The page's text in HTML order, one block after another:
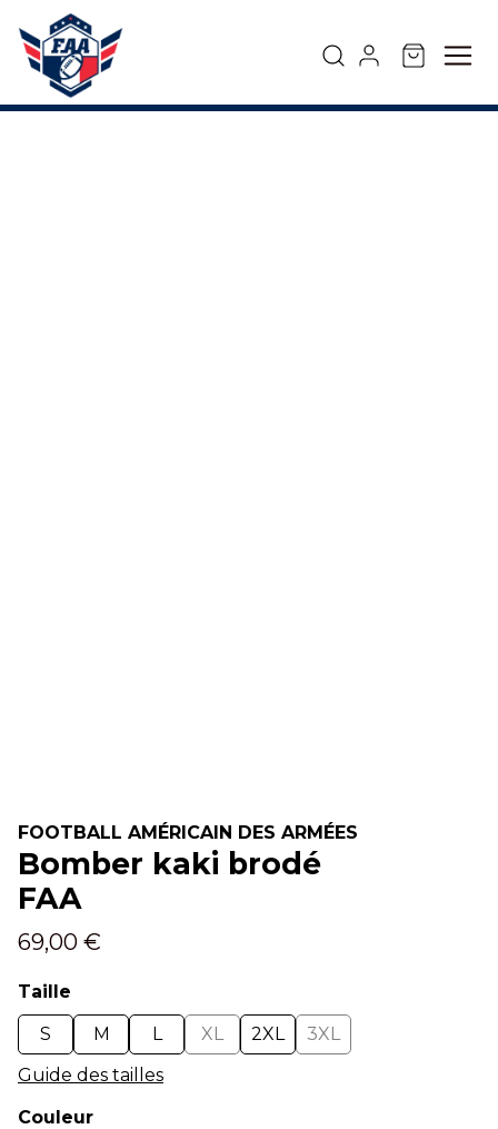
FOOTBALL AMÉRICAIN DES ARMÉES
Bomber kaki brodé
FAA
69,00 €
Taille
S
M L XL 2XL
3XL
Guide des tailles
Couleur